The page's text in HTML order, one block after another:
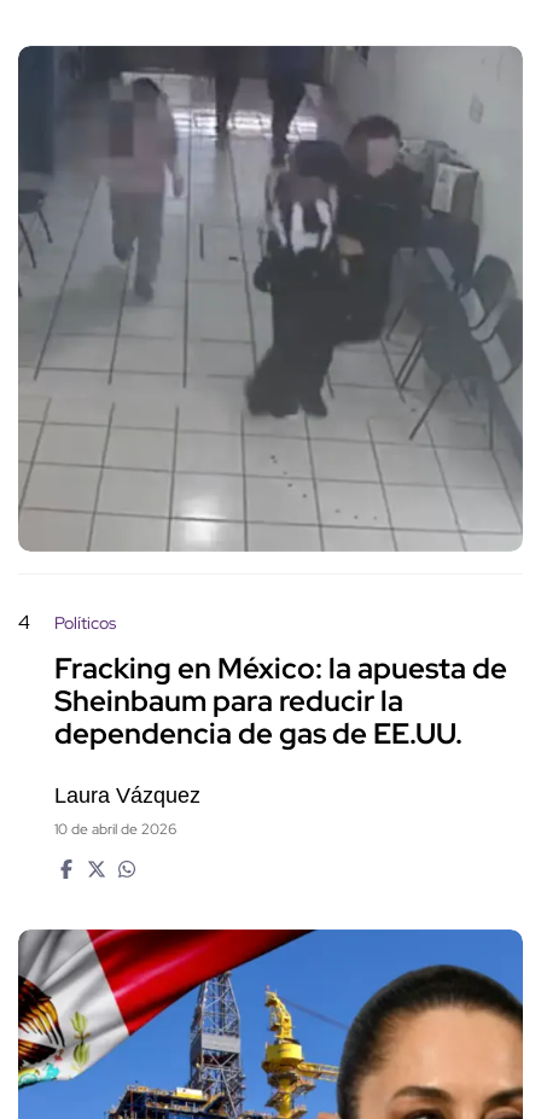
4 Políticos
Fracking en México: la apuesta de
Sheinbaum para reducir la
dependencia de gas de EE.UU.
Laura Vázquez
10 de abril de 2026